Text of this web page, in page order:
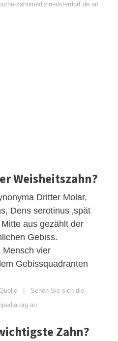
zahnmedizin-alsterdorf.de an
Weisheitszahn?
Dritter Molar,
Dens serotinus ‚spät
aus gezählt der
Gebiss.
Mensch vier
Gebissquadranten
| Sehen Sie sich die
an
Zahn?